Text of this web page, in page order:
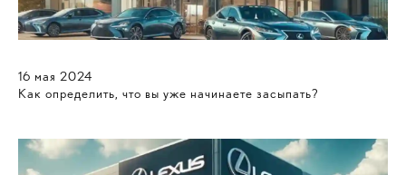
16 мая 2024
Как определить, что вы уже начинаете засыпать?